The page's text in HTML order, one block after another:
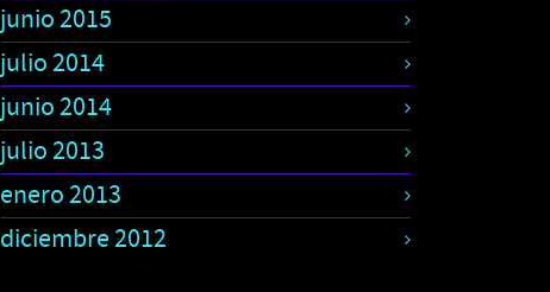
junio 2015
julio 2014
junio 2014
julio 2013
enero 2013
diciembre 2012